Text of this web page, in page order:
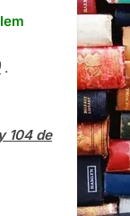
.
104 de